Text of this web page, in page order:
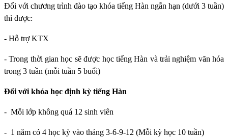
Đối với chương trình đào tạo khóa tiếng Hàn ngắn hạn (dưới 3 tuần)
thì được:
- Hỗ trợ KTX
- Trong thời gian học sẽ được học tiếng Hàn và trải nghiệm văn hóa
trong 3 tuần (mỗi tuần 5 buổi)
Đối với khóa học định kỳ tiếng Hàn
- Mỗi lớp không quá 12 sinh viên
- 1 năm có 4 học kỳ vào tháng 3-6-9-12 (Mỗi kỳ học 10 tuần)